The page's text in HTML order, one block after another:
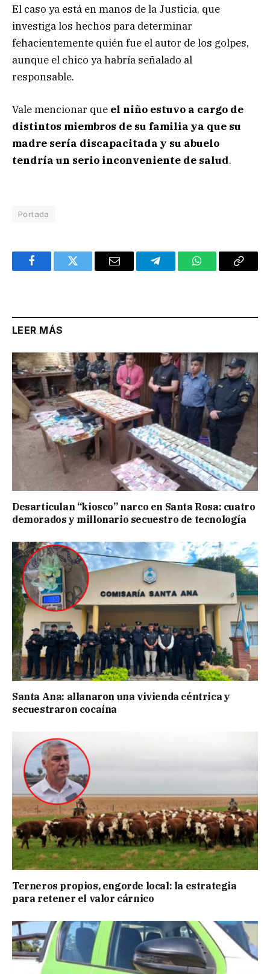
El caso ya está en manos de la Justicia, que
investiga los hechos para determinar
fehacientemente quién fue el autor de los golpes,
aunque el chico ya habría señalado al
responsable.
Vale mencionar que el niño estuvo a cargo de
distintos miembros de su familia ya que su
madre sería discapacitada y su abuelo
tendría un serio inconveniente de salud.
Portada
FacebookTwitter Email TelegramWhatsAppCopy
LEER MÁS
Desarticulan “kiosco” narco en Santa Rosa: cuatro
demorados y millonario secuestro de tecnología
Santa Ana: allanaron una vivienda céntrica y
secuestraron cocaína
Terneros propios, engorde local: la estrategia
para retener el valor cárnico